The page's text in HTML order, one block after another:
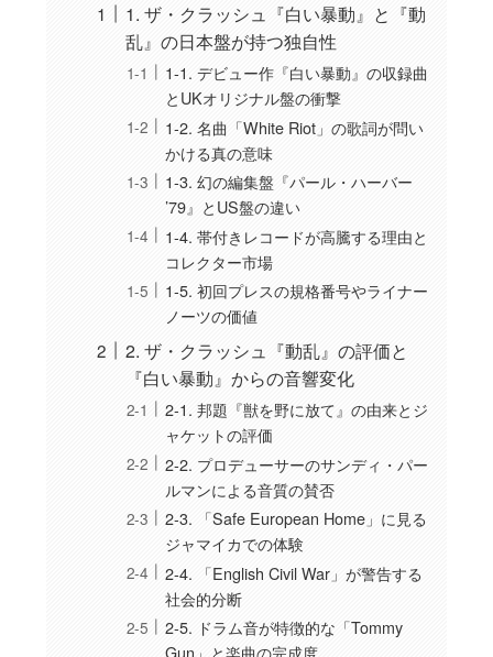
1. ザ・クラッシュ『白い暴動』と『動
乱』の日本盤が持つ独自性
1-1. デビュー作『白い暴動』の収録曲
とUKオリジナル盤の衝撃
1-2. 名曲「White Riot」の歌詞が問い
かける真の意味
1-3. 幻の編集盤『パール・ハーバー
’79』とUS盤の違い
1-4. 帯付きレコードが高騰する理由と
コレクター市場
1-5. 初回プレスの規格番号やライナー
ノーツの価値
2. ザ・クラッシュ『動乱』の評価と
『白い暴動』からの音響変化
2-1. 邦題『獣を野に放て』の由来とジ
ャケットの評価
2-2. プロデューサーのサンディ・パー
ルマンによる音質の賛否
2-3. 「Safe European Home」に見る
ジャマイカでの体験
2-4. 「English Civil War」が警告する
社会的分断
2-5. ドラム音が特徴的な「Tommy